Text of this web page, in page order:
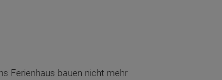
Ferienhaus bauen nicht mehr